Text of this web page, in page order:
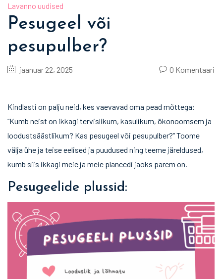
Lavanno uudised
Pesugeel või
pesupulber?
jaanuar 22, 2025 0 Komentaari
Kindlasti on palju neid, kes vaevavad oma pead mõttega:
“Kumb neist on ikkagi tervislikum, kasulikum, ökonoomsem ja
loodustsäästlikum? Kas pesugeel või pesupulber?” Toome
välja ühe ja teise eelised ja puudused ning teeme järeldused,
kumb siis ikkagi meie ja meie planeedi jaoks parem on.
Pesugeelide plussid: